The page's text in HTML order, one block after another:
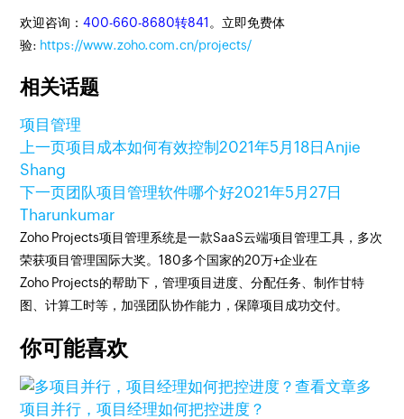
欢迎咨询：400-660-8680转841 。立即免费体
验: https://www.zoho.com.cn/projects/
相关话题
项目管理
上一页项目成本如何有效控制2021年5月18日Anjie
Shang
下一页团队项目管理软件哪个好2021年5月27日
Tharunkumar
Zoho Projects项目管理系统是一款SaaS云端项目管理工具，多次
荣获项目管理国际大奖。180多个国家的20万+企业在
Zoho Projects的帮助下，管理项目进度、分配任务、制作甘特
图、计算工时等，加强团队协作能力，保障项目成功交付。
你可能喜欢
查看文章多
项目并行，项目经理如何把控进度？